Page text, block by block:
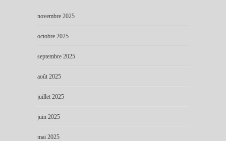
novembre 2025
octobre 2025
septembre 2025
août 2025
juillet 2025
juin 2025
mai 2025